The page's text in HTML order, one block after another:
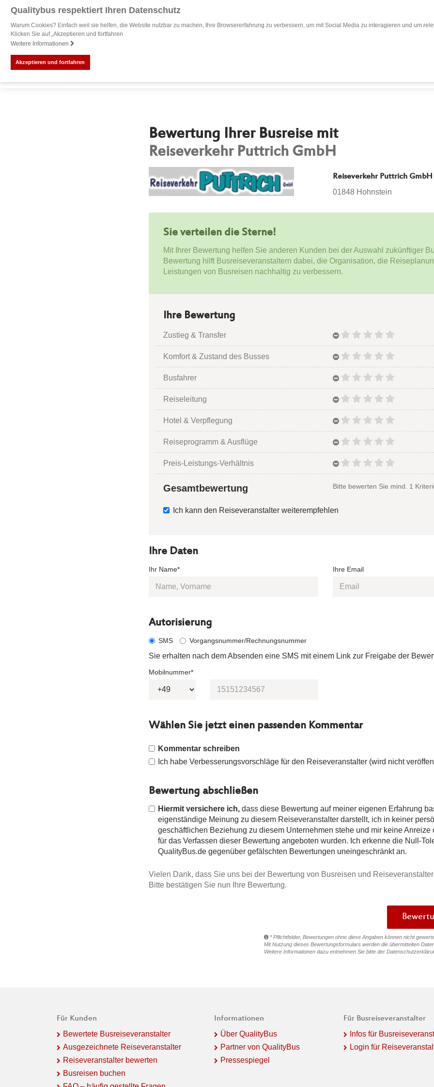
Qualitybus respektiert Ihren Datenschutz
Warum Cookies? Einfach weil sie helfen, die Website nutzbar zu machen, Ihre Browsererfahrung zu verbessern, um mit Social Media zu interagieren und um
Klicken Sie auf „Akzeptieren und fortfahren
Weitere Informationen
Akzeptieren und fortfahren
Bewertung Ihrer Busreise mit
Reiseverkehr Puttrich GmbH
Reiseverkehr Puttrich GmbH
01848 Hohnstein
Sie verteilen die Sterne!
Mit Ihrer Bewertung helfen Sie anderen Kunden bei der Auswahl zukünftiger
Bewertung hilft Busreiseveranstaltern dabei, die Organisation, die
Leistungen von Busreisen nachhaltig zu verbessern.
Ihre Bewertung
Zustieg & Transfer
Komfort & Zustand des Busses
Busfahrer
Reiseleitung
Hotel & Verpflegung
Reiseprogramm & Ausflüge
Preis-Leistungs-Verhältnis
Gesamtbewertung Bitte bewerten Sie mind. 1
Ich kann den Reiseveranstalter weiterempfehlen
Ihre Daten
Ihr Name* Ihre Email
Autorisierung
SMS Vorgangsnummer/Rechnungsnummer
Sie erhalten nach dem Absenden eine SMS mit einem Link zur Freigabe der
Mobilnummer*
Wählen Sie jetzt einen passenden Kommentar
Kommentar schreiben
Ich habe Verbesserungsvorschläge für den Reiseveranstalter (wird nicht
Bewertung abschließen
Hiermit versichere ich, dass diese Bewertung auf meiner eigenen Erfahrung
eigenständige Meinung zu diesem Reiseveranstalter darstellt, ich in keiner
geschäftlichen Beziehung zu diesem Unternehmen stehe und mir keine Anreize
für das Verfassen dieser Bewertung angeboten wurden. Ich erkenne die Null-
QualityBus.de gegenüber gefälschten Bewertungen uneingeschränkt an.
Vielen Dank, dass Sie uns bei der Bewertung von Busreisen und
Bitte bestätigen Sie nun Ihre Bewertung.
* Pflichtfelder, Bewertungen ohne diese Angaben können nicht
Mit Nutzung dieses Bewertungsformulars werden die übermittelten
Weitere Informationen dazu entnehmen Sie bitte der
Für Kunden
Bewertete Busreiseveranstalter
Ausgezeichnete Reiseveranstalter
Reiseveranstalter bewerten
Busreisen buchen
Informationen
Über QualityBus
Partner von QualityBus
Pressespiegel
Für Busreiseveranstalter
Infos für
Login für